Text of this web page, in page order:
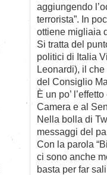
aggiungendo
terrorista”. In
ottiene migliaia
Si tratta del
politici di Italia
Leonardi), il
del Consiglio
È un po’
Camera e al
Nella bolla di
messaggi del
Con la parola
ci sono anche
basta per far